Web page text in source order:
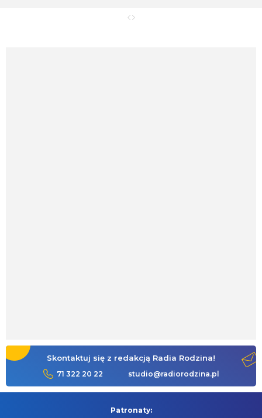
Skontaktuj się z redakcją Radia Rodzina!
71 322 20 22 studio@radiorodzina.pl
Patronaty: